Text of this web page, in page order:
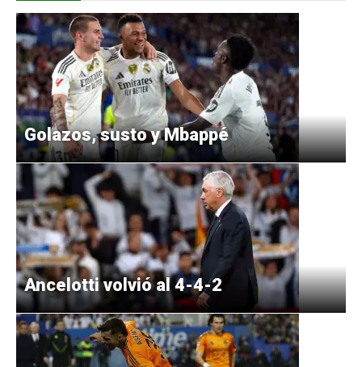
Golazos, susto y Mbappé
Ancelotti volvió al 4-4-2